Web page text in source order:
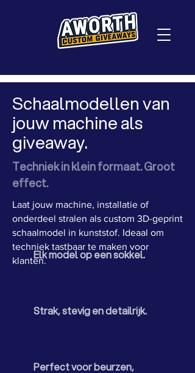
Schaalmodellen van
jouw machine als
giveaway.
Techniek in klein formaat. Groot
effect.
Laat jouw machine, installatie of
onderdeel stralen als custom 3D-geprint
schaalmodel in kunststof. Ideaal om
techniek tastbaar te maken voor
klanten.Elk model op een sokkel.
Strak, stevig en detailrijk.
Perfect voor beurzen,